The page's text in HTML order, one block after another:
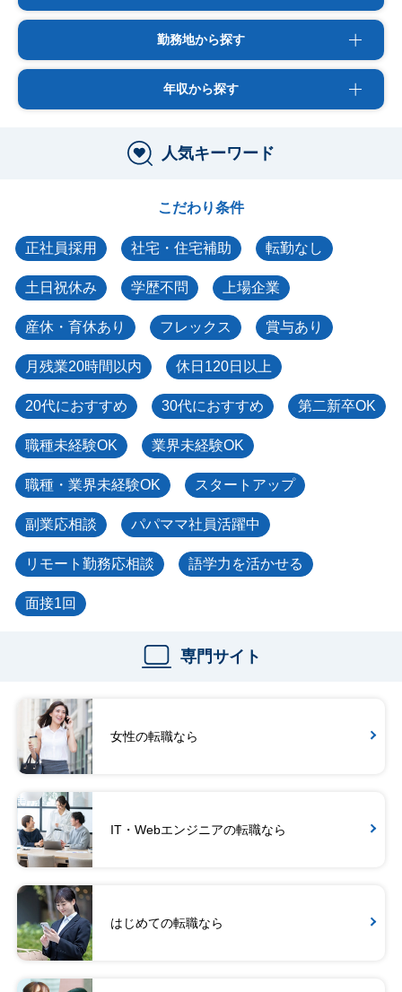
勤務地から探す
年収から探す
人気キーワード
こだわり条件
正社員採用 社宅・住宅補助 転勤なし
土日祝休み 学歴不問 上場企業
産休・育休あり フレックス 賞与あり
月残業20時間以内 休日120日以上
20代におすすめ 30代におすすめ 第二新卒OK
職種未経験OK 業界未経験OK
職種・業界未経験OK スタートアップ
副業応相談 パパママ社員活躍中
リモート勤務応相談 語学力を活かせる
面接1回
専門サイト
女性の転職なら
IT・Webエンジニアの転職なら
はじめての転職なら